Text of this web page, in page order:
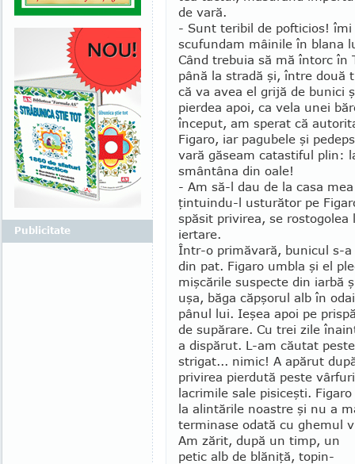
de vară.
- Sunt teribil de pofticios!
scufundam mâinile în blana
Când trebuia să mă întorc în
până la stradă şi, între două
că va avea el grijă de bu­nici
pierdea apoi, ca vela unei
început, am sperat că
Figaro, iar pagubele şi
vară găseam catastiful plin:
smântâna din oale!
- Am să-l dau de la casa
ţintuindu-l usturător pe
spăsit privirea, se rostogolea
iertare.
Într-o primăvară, bunicul s-
din pat. Figaro umbla şi el
mişcările sus­pecte din iar­bă
uşa, băga căp­şo­rul alb în
pânul lui. Ieşea apoi pe
de supărare. Cu trei zile
a dispărut. L-am căutat
strigat... nimic! A apărut
privirea pierdută peste
lacrimile sale pisiceşti.
la alintările noastre şi nu a
ter­minase oda­tă cu ghemul
Am zărit, după un timp, un
petic alb de blăniţă, to­pin­
Publicitate